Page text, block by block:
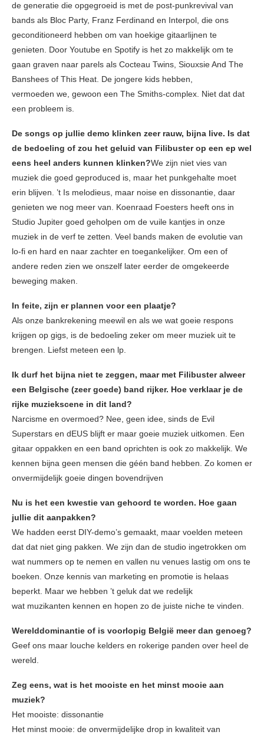
de generatie die opgegroeid is met de post-punkrevival van
bands als Bloc Party, Franz Ferdinand en Interpol, die ons
geconditioneerd hebben om van hoekige gitaarlijnen te
genieten. Door Youtube en Spotify is het zo makkelijk om te
gaan graven naar parels als Cocteau Twins, Siouxsie And The
Banshees of This Heat. De jongere kids hebben,
vermoeden we, gewoon een The Smiths-complex. Niet dat dat
een probleem is.
De songs op jullie demo klinken zeer rauw, bijna live. Is dat
de bedoeling of zou het geluid van Filibuster op een ep wel
eens heel anders kunnen klinken?We zijn niet vies van
muziek die goed geproduced is, maar het punkgehalte moet
erin blijven. ’t Is melodieus, maar noise en dissonantie, daar
genieten we nog meer van. Koenraad Foesters heeft ons in
Studio Jupiter goed geholpen om de vuile kantjes in onze
muziek in de verf te zetten. Veel bands maken de evolutie van
lo-fi en hard en naar zachter en toegankelijker. Om een of
andere reden zien we onszelf later eerder de omgekeerde
beweging maken.
In feite, zijn er plannen voor een plaatje?
Als onze bankrekening meewil en als we wat goeie respons
krijgen op gigs, is de bedoeling zeker om meer muziek uit te
brengen. Liefst meteen een lp.
Ik durf het bijna niet te zeggen, maar met Filibuster alweer
een Belgische (zeer goede) band rijker. Hoe verklaar je de
rijke muziekscene in dit land?
Narcisme en overmoed? Nee, geen idee, sinds de Evil
Superstars en dEUS blijft er maar goeie muziek uitkomen. Een
gitaar oppakken en een band oprichten is ook zo makkelijk. We
kennen bijna geen mensen die géén band hebben. Zo komen er
onvermijdelijk goeie dingen bovendrijven
Nu is het een kwestie van gehoord te worden. Hoe gaan
jullie dit aanpakken?
We hadden eerst DIY-demo’s gemaakt, maar voelden meteen
dat dat niet ging pakken. We zijn dan de studio ingetrokken om
wat nummers op te nemen en vallen nu venues lastig om ons te
boeken. Onze kennis van marketing en promotie is helaas
beperkt. Maar we hebben ’t geluk dat we redelijk
wat muzikanten kennen en hopen zo de juiste niche te vinden.
Werelddominantie of is voorlopig België meer dan genoeg?
Geef ons maar louche kelders en rokerige panden over heel de
wereld.
Zeg eens, wat is het mooiste en het minst mooie aan
muziek?
Het mooiste: dissonantie
Het minst mooie: de onvermijdelijke drop in kwaliteit van